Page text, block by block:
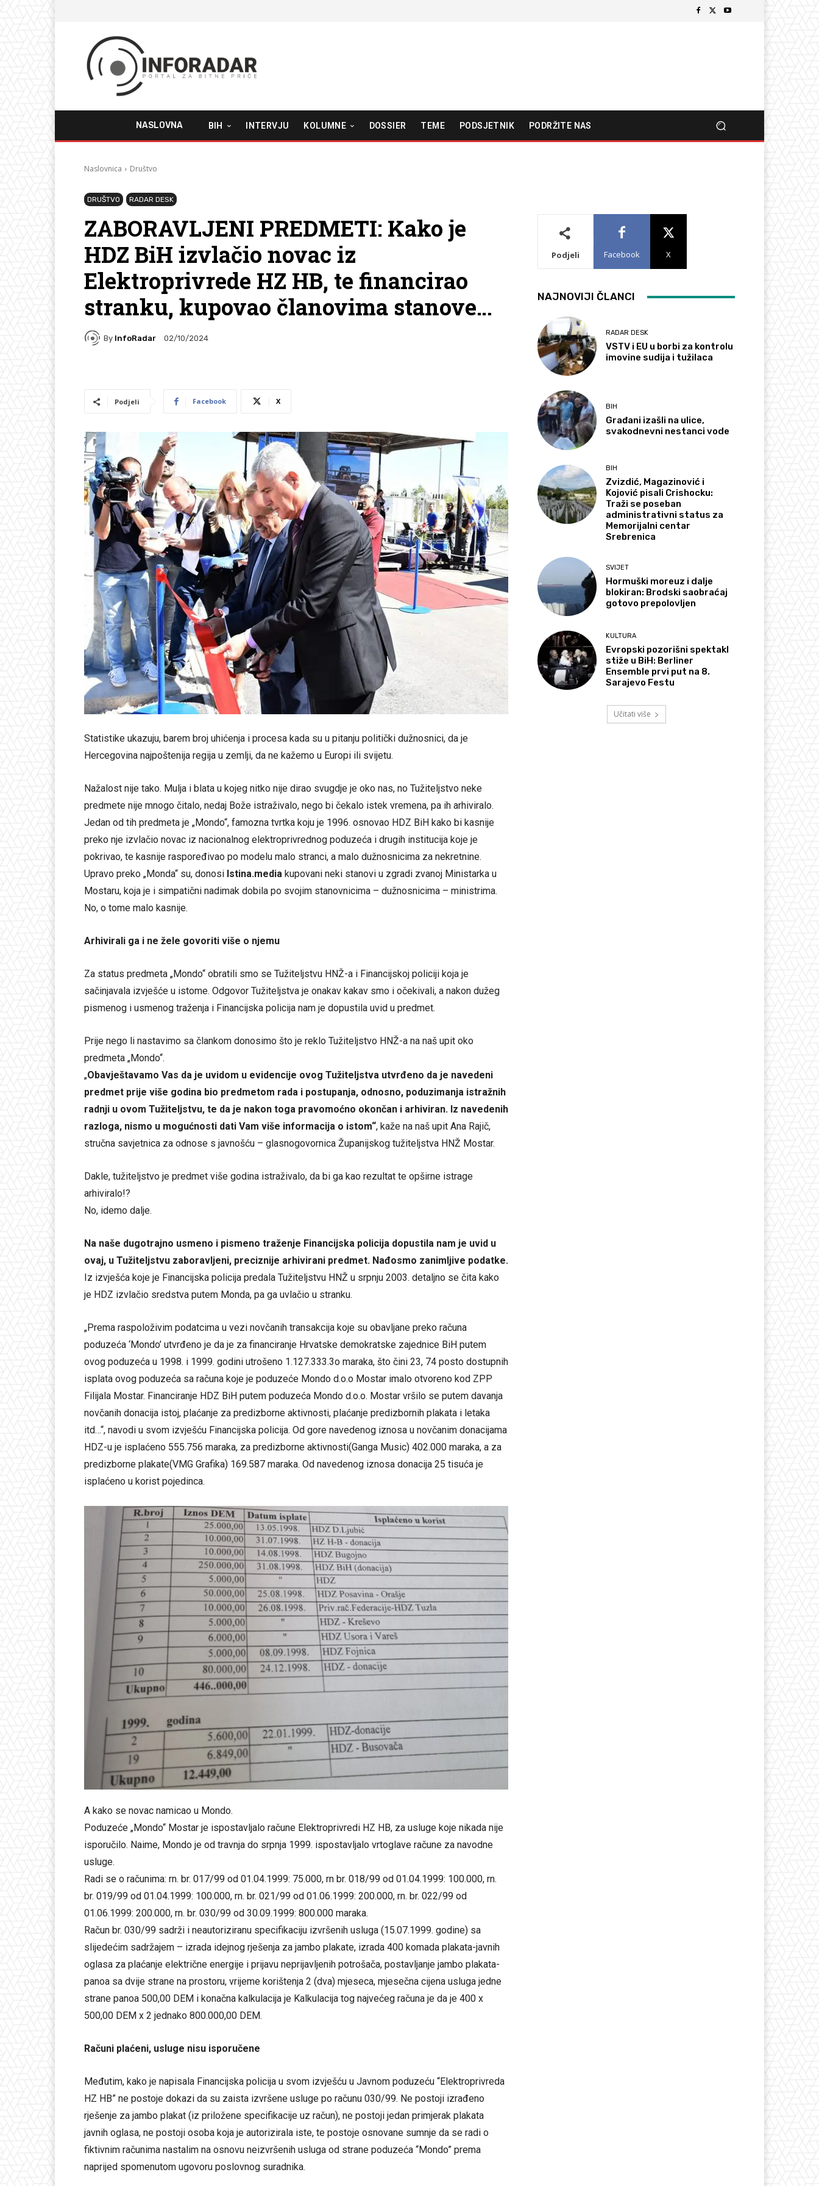
NASLOVNA BIH INTERVJU KOLUMNE DOSSIER TEME PODSJETNIK PODRŽITE NAS
Naslovnica Društvo
DRUŠTVO RADAR DESK
ZABORAVLJENI PREDMETI: Kako je
HDZ BiH izvlačio novac iz
Elektroprivrede HZ HB, te financirao
stranku, kupovao članovima stanove…
By InfoRadar 02/10/2024
Podjeli Facebook X
Statistike ukazuju, barem broj uhićenja i procesa kada su u pitanju politički dužnosnici, da je
Hercegovina najpoštenija regija u zemlji, da ne kažemo u Europi ili svijetu.
Nažalost nije tako. Mulja i blata u kojeg nitko nije dirao svugdje je oko nas, no Tužiteljstvo neke
predmete nije mnogo čitalo, nedaj Bože istraživalo, nego bi čekalo istek vremena, pa ih arhiviralo.
Jedan od tih predmeta je „Mondo“, famozna tvrtka koju je 1996. osnovao HDZ BiH kako bi kasnije
preko nje izvlačio novac iz nacionalnog elektroprivrednog poduzeća i drugih institucija koje je
pokrivao, te kasnije raspoređivao po modelu malo stranci, a malo dužnosnicima za nekretnine.
Upravo preko „Monda“ su, donosi Istina.media kupovani neki stanovi u zgradi zvanoj Ministarka u
Mostaru, koja je i simpatični nadimak dobila po svojim stanovnicima – dužnosnicima – ministrima.
No, o tome malo kasnije.
Arhivirali ga i ne žele govoriti više o njemu
Za status predmeta „Mondo“ obratili smo se Tužiteljstvu HNŽ-a i Financijskoj policiji koja je
sačinjavala izvješće u istome. Odgovor Tužiteljstva je onakav kakav smo i očekivali, a nakon dužeg
pismenog i usmenog traženja i Financijska policija nam je dopustila uvid u predmet.
Prije nego li nastavimo sa člankom donosimo što je reklo Tužiteljstvo HNŽ-a na naš upit oko
predmeta „Mondo“.
„Obavještavamo Vas da je uvidom u evidencije ovog Tužiteljstva utvrđeno da je navedeni
predmet prije više godina bio predmetom rada i postupanja, odnosno, poduzimanja istražnih
radnji u ovom Tužiteljstvu, te da je nakon toga pravomoćno okončan i arhiviran. Iz navedenih
razloga, nismo u mogućnosti dati Vam više informacija o istom“, kaže na naš upit Ana Rajič,
stručna savjetnica za odnose s javnošću – glasnogovornica Županijskog tužiteljstva HNŽ Mostar.
Dakle, tužiteljstvo je predmet više godina istraživalo, da bi ga kao rezultat te opširne istrage
arhiviralo!?
No, idemo dalje.
Na naše dugotrajno usmeno i pismeno traženje Financijska policija dopustila nam je uvid u
ovaj, u Tužiteljstvu zaboravljeni, preciznije arhivirani predmet. Nađosmo zanimljive podatke.
Iz izvješća koje je Financijska policija predala Tužiteljstvu HNŽ u srpnju 2003. detaljno se čita kako
je HDZ izvlačio sredstva putem Monda, pa ga uvlačio u stranku.
„Prema raspoloživim podatcima u vezi novčanih transakcija koje su obavljane preko računa
poduzeća ‘Mondo’ utvrđeno je da je za financiranje Hrvatske demokratske zajednice BiH putem
ovog poduzeća u 1998. i 1999. godini utrošeno 1.127.333.3o maraka, što čini 23, 74 posto dostupnih
isplata ovog poduzeća sa računa koje je poduzeće Mondo d.o.o Mostar imalo otvoreno kod ZPP
Filijala Mostar. Financiranje HDZ BiH putem poduzeća Mondo d.o.o. Mostar vršilo se putem davanja
novčanih donacija istoj, plaćanje za predizborne aktivnosti, plaćanje predizbornih plakata i letaka
itd…“, navodi u svom izvješću Financijska policija. Od gore navedenog iznosa u novčanim donacijama
HDZ-u je isplaćeno 555.756 maraka, za predizborne aktivnosti(Ganga Music) 402.000 maraka, a za
predizborne plakate(VMG Grafika) 169.587 maraka. Od navedenog iznosa donacija 25 tisuća je
isplaćeno u korist pojedinca.
A kako se novac namicao u Mondo.
Poduzeće „Mondo“ Mostar je ispostavljalo račune Elektroprivredi HZ HB, za usluge koje nikada nije
isporučilo. Naime, Mondo je od travnja do srpnja 1999. ispostavljalo vrtoglave račune za navodne
usluge.
Radi se o računima: rn. br. 017/99 od 01.04.1999: 75.000, rn br. 018/99 od 01.04.1999: 100.000, rn.
br. 019/99 od 01.04.1999: 100.000, rn. br. 021/99 od 01.06.1999: 200.000, rn. br. 022/99 od
01.06.1999: 200.000, rn. br. 030/99 od 30.09.1999: 800.000 maraka.
Račun br. 030/99 sadrži i neautoriziranu specifikaciju izvršenih usluga (15.07.1999. godine) sa
slijedećim sadržajem – izrada idejnog rješenja za jambo plakate, izrada 400 komada plakata-javnih
oglasa za plaćanje električne energije i prijavu neprijavljenih potrošača, postavljanje jambo plakata-
panoa sa dvije strane na prostoru, vrijeme korištenja 2 (dva) mjeseca, mjesečna cijena usluga jedne
strane panoa 500,00 DEM i konačna kalkulacija je Kalkulacija tog najvećeg računa je da je 400 x
500,00 DEM x 2 jednako 800.000,00 DEM.
Računi plaćeni, usluge nisu isporučene
Međutim, kako je napisala Financijska policija u svom izvješću u Javnom poduzeću “Elektroprivreda
HZ HB” ne postoje dokazi da su zaista izvršene usluge po računu 030/99. Ne postoji izrađeno
rješenje za jambo plakat (iz priložene specifikacije uz račun), ne postoji jedan primjerak plakata
javnih oglasa, ne postoji osoba koja je autorizirala iste, te postoje osnovane sumnje da se radi o
fiktivnim računima nastalim na osnovu neizvršenih usluga od strane poduzeća “Mondo” prema
naprijed spomenutom ugovoru poslovnog suradnika.
Podjeli Facebook X
NAJNOVIJI ČLANCI
RADAR DESK
VSTV i EU u borbi za kontrolu
imovine sudija i tužilaca
BIH
Građani izašli na ulice,
svakodnevni nestanci vode
BIH
Zvizdić, Magazinović i
Kojović pisali Crishocku:
Traži se poseban
administrativni status za
Memorijalni centar
Srebrenica
SVIJET
Hormuški moreuz i dalje
blokiran: Brodski saobraćaj
gotovo prepolovljen
KULTURA
Evropski pozorišni spektakl
stiže u BiH: Berliner
Ensemble prvi put na 8.
Sarajevo Festu
Učitati više